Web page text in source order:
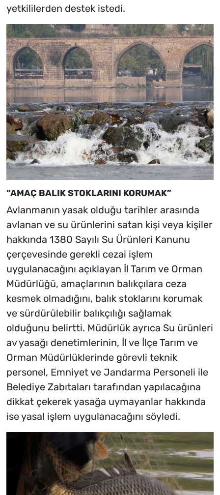
yetkililerden destek istedi.
“AMAÇ BALIK STOKLARINI KORUMAK”
Avlanmanın yasak olduğu tarihler arasında
avlanan ve su ürünlerini satan kişi veya kişiler
hakkında 1380 Sayılı Su Ürünleri Kanunu
çerçevesinde gerekli cezai işlem
uygulanacağını açıklayan İl Tarım ve Orman
Müdürlüğü, amaçlarının balıkçılara ceza
kesmek olmadığını, balık stoklarını korumak
ve sürdürülebilir balıkçılığı sağlamak
olduğunu belirtti. Müdürlük ayrıca Su ürünleri
av yasağı denetimlerinin, İl ve İlçe Tarım ve
Orman Müdürlüklerinde görevli teknik
personel, Emniyet ve Jandarma Personeli ile
Belediye Zabıtaları tarafından yapılacağına
dikkat çekerek yasağa uymayanlar hakkında
ise yasal işlem uygulanacağını söyledi.